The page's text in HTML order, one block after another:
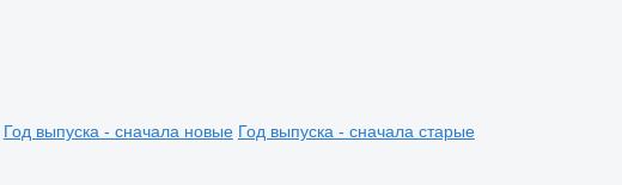
Год выпуска - сначала новые Год выпуска - сначала старые